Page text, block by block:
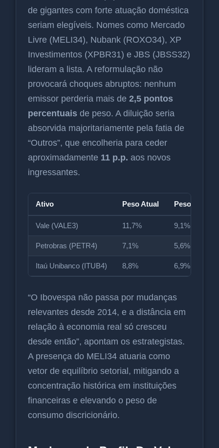
de gigantes com forte atuação doméstica
seriam elegíveis. Nomes como Mercado
Livre (MELI34), Nubank (ROXO34), XP
Investimentos (XPBR31) e JBS (JBSS32)
lideram a lista. A reformulação não
provocará choques abruptos: nenhum
emissor perderia mais de 2,5 pontos
percentuais de peso. A diluição seria
absorvida majoritariamente pela fatia de
“Outros”, que encolheria para ceder
aproximadamente 11 p.p. aos novos
ingressantes.
Ativo Peso Atual Peso
Vale (VALE3) 11,7% 9,1%
Petrobras (PETR4) 7,1% 5,6%
Itaú Unibanco (ITUB4) 8,8% 6,9%
“O Ibovespa não passa por mudanças
relevantes desde 2014, e a distância em
relação à economia real só cresceu
desde então”, apontam os estrategistas.
A presença do MELI34 atuaria como
vetor de equilíbrio setorial, mitigando a
concentração histórica em instituições
financeiras e elevando o peso de
consumo discricionário.